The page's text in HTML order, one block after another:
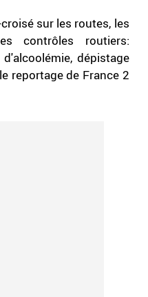
sur les routes, les
contrôles routiers:
dépistage
reportage de France 2